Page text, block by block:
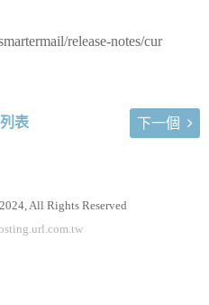
release-notes/cur
表 下一個
All Rights Reserved